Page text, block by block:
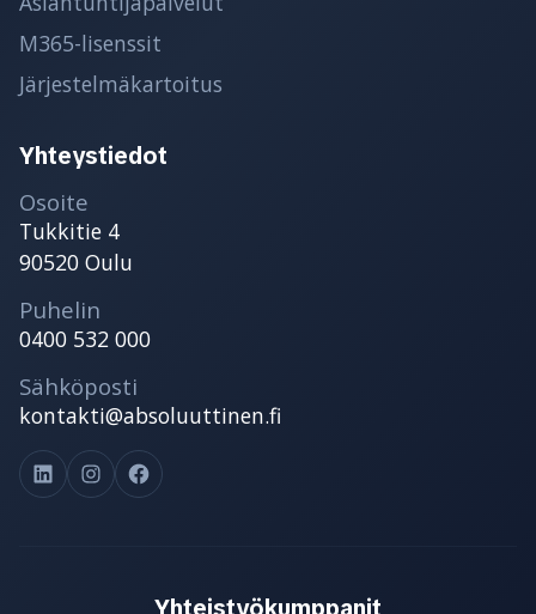
M365-lisenssit
Järjestelmäkartoitus
Yhteystiedot
Osoite
Tukkitie 4
90520 Oulu
Puhelin
0400 532 000
Sähköposti
kontakti@absoluuttinen.fi
LinkedIn
Instagram
Facebook